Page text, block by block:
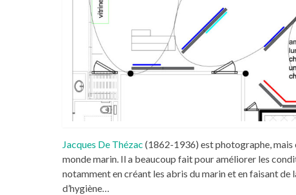
Jacques De Thézac (1862-1936) est photographe,
monde marin. Il a beaucoup fait pour améliorer les
notamment en créant les abris du marin et en faisant de
d’hygiène…